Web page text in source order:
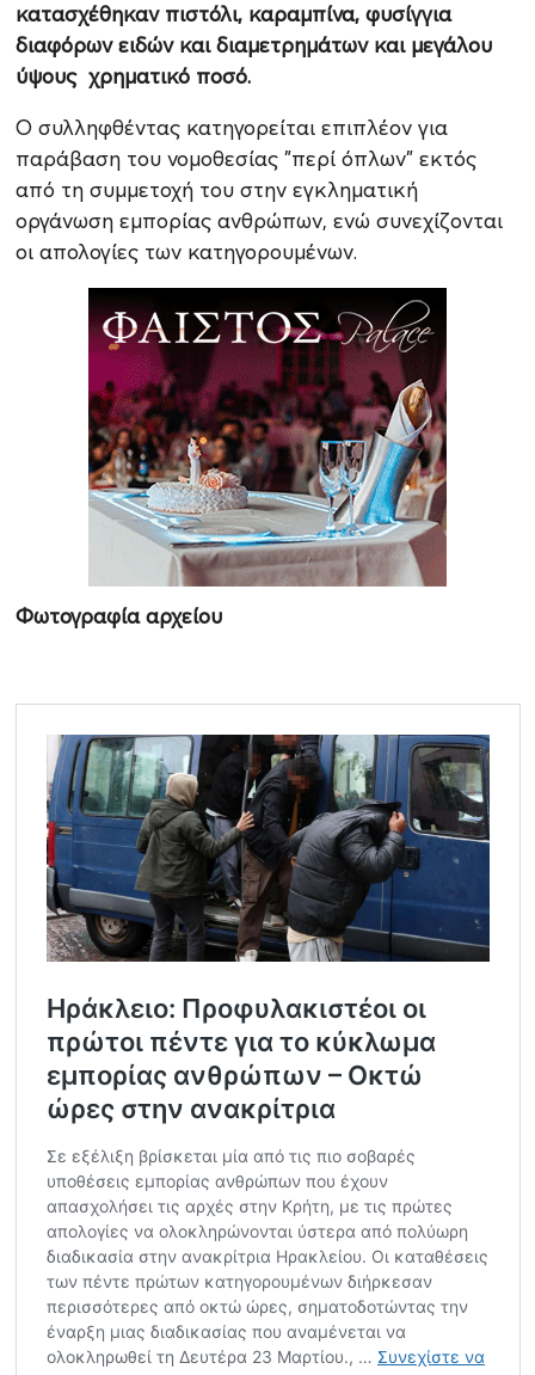
κατασχέθηκαν πιστόλι, καραμπίνα, φυσίγγια
διαφόρων ειδών και διαμετρημάτων και μεγάλου
ύψους χρηματικό ποσό.
Ο συλληφθέντας κατηγορείται επιπλέον για
παράβαση του νομοθεσίας "περί όπλων" εκτός
από τη συμμετοχή του στην εγκληματική
οργάνωση εμπορίας ανθρώπων, ενώ συνεχίζονται
οι απολογίες των κατηγορουμένων.
Φωτογραφία αρχείου